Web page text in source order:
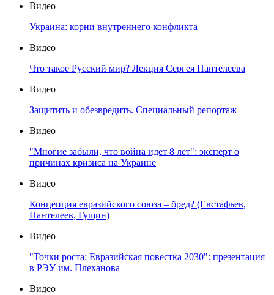
Видео
Украина: корни внутреннего конфликта
Видео
Что такое Русский мир? Лекция Сергея Пантелеева
Видео
Защитить и обезвредить. Специальный репортаж
Видео
"Многие забыли, что война идет 8 лет": эксперт о
причинах кризиса на Украине
Видео
Концепция евразийского союза – бред? (Евстафьев,
Пантелеев, Гущин)
Видео
"Точки роста: Евразийская повестка 2030": презентация
в РЭУ им. Плеханова
Видео